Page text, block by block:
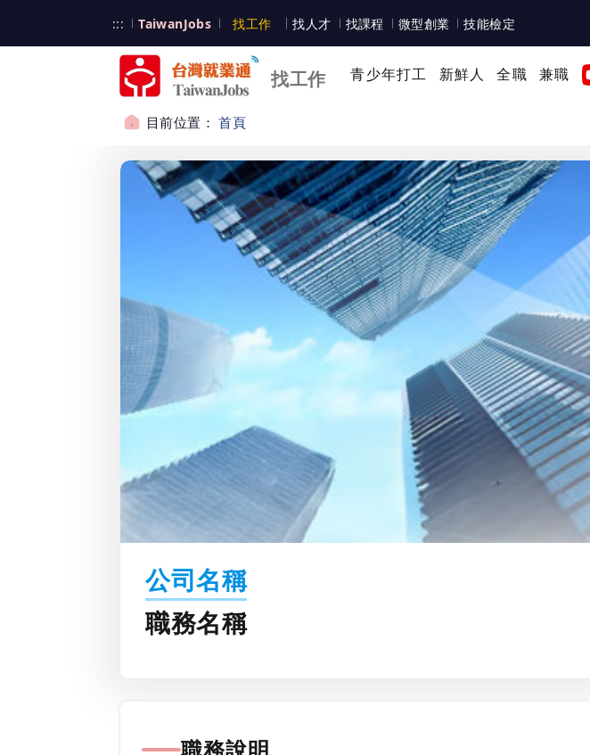
::: TaiwanJobs 台灣就業通
找工作 台灣就業通
找人才 找課程 微型創業 技能檢定
找工作 青少年打工 新鮮人 全職 兼職
目前位置：首頁
公司名稱
職務名稱
職務說明